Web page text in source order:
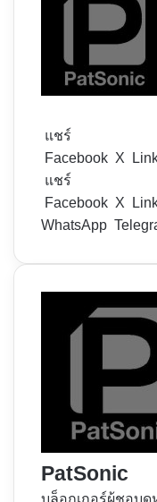
แชร์
Facebook X
แชร์
Facebook X
WhatsApp
PatSonic